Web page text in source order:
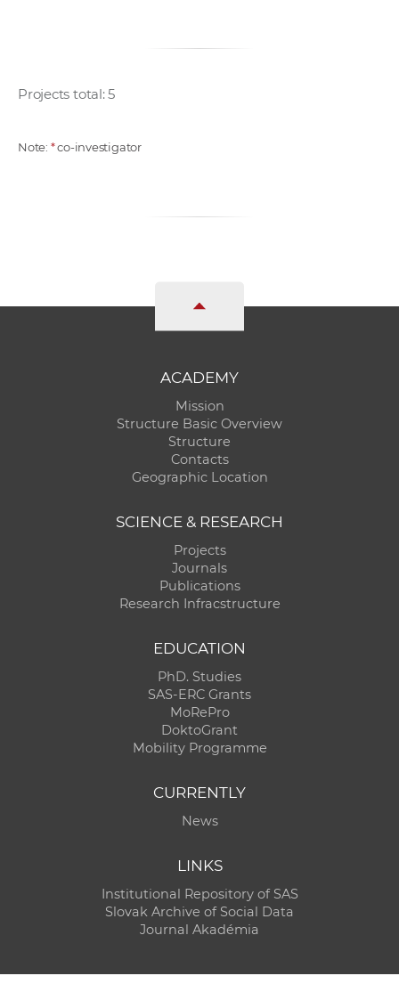
Projects total: 5
Note: *co-investigator
ACADEMY
Mission
Structure Basic Overview
Structure
Contacts
Geographic Location
SCIENCE & RESEARCH
Projects
Journals
Publications
Research Infracstructure
EDUCATION
PhD. Studies
SAS-ERC Grants
MoRePro
DoktoGrant
Mobility Programme
CURRENTLY
News
LINKS
Institutional Repository of SAS
Slovak Archive of Social Data
Journal Akadémia